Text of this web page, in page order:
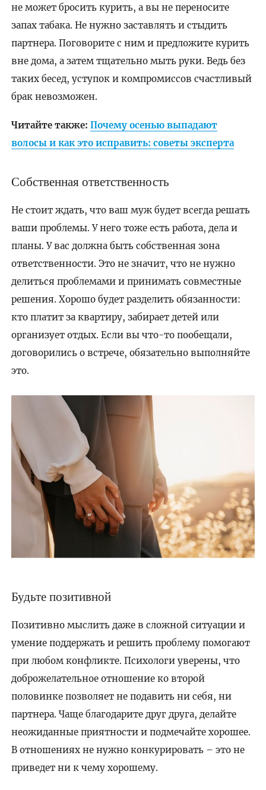
не может бросить курить, а вы не переносите
запах табака. Не нужно заставлять и стыдить
партнера. Поговорите с ним и предложите курить
вне дома, а затем тщательно мыть руки. Ведь без
таких бесед, уступок и компромиссов счастливый
брак невозможен.
Читайте также: Почему осенью выпадают
волосы и как это исправить: советы эксперта
Собственная ответственность
Не стоит ждать, что ваш муж будет всегда решать
ваши проблемы. У него тоже есть работа, дела и
планы. У вас должна быть собственная зона
ответственности. Это не значит, что не нужно
делиться проблемами и принимать совместные
решения. Хорошо будет разделить обязанности:
кто платит за квартиру, забирает детей или
организует отдых. Если вы что-то пообещали,
договорились о встрече, обязательно выполняйте
это.
Будьте позитивной
Позитивно мыслить даже в сложной ситуации и
умение поддержать и решить проблему помогают
при любом конфликте. Психологи уверены, что
доброжелательное отношение ко второй
половинке позволяет не подавить ни себя, ни
партнера. Чаще благодарите друг друга, делайте
неожиданные приятности и подмечайте хорошее.
В отношениях не нужно конкурировать – это не
приведет ни к чему хорошему.